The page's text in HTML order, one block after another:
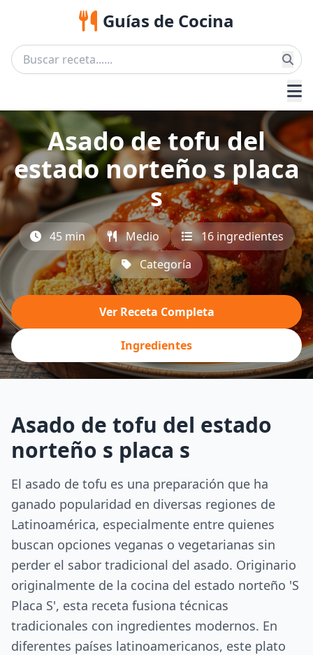
Guías de Cocina
Asado de tofu del
estado norteño s placa
s
45 min Medio
16 ingredientes
Categoría
Ver Receta Completa
Ingredientes
Asado de tofu del estado
norteño s placa s
El asado de tofu es una preparación que ha
ganado popularidad en diversas regiones de
Latinoamérica, especialmente entre quienes
buscan opciones veganas o vegetarianas sin
perder el sabor tradicional del asado. Originario
originalmente de la cocina del estado norteño 'S
Placa S', esta receta fusiona técnicas
tradicionales con ingredientes modernos. En
diferentes países latinoamericanos, este plato